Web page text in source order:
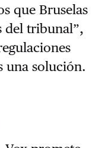
que Bruselas
del tribunal”,
una solución.